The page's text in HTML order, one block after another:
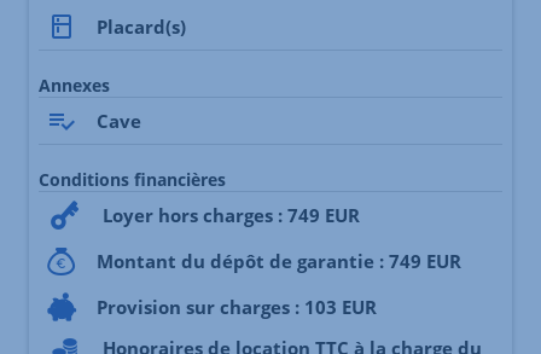
Placard(s)
Annexes
Cave
Conditions financières
Loyer hors charges : 749 EUR
Montant du dépôt de garantie : 749 EUR
Provision sur charges : 103 EUR